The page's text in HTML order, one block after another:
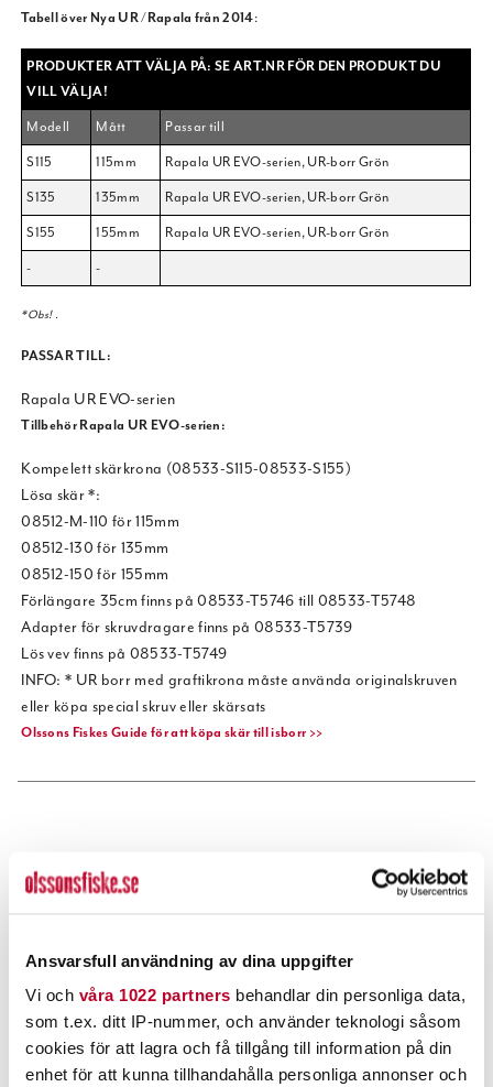
Ansvarsfull användning av dina uppgifter
Vi och våra 1022 partners behandlar din personliga data,
som t.ex. ditt IP-nummer, och använder teknologi såsom
cookies för att lagra och få tillgång till information på din
enhet för att kunna tillhandahålla personliga annonser och
Tabell över Nya UR /Rapala från 2014:
PRODUKTER ATT VÄLJA PÅ: SE ART.NR FÖR DEN PRODUKT DU
VILL VÄLJA!
Modell
Mått
Passar till
S115
115mm
Rapala UR EVO-serien, UR-borr Grön
S135
135mm
Rapala UR EVO-serien, UR-borr Grön
S155
155mm
Rapala UR EVO-serien, UR-borr Grön
-
-
*Obs! .
PASSAR TILL:
Rapala UR EVO-serien
Tillbehör Rapala UR EVO-serien:
Kompelett skärkrona (08533-S115-08533-S155)
Lösa skär *:
08512-M-110 för 115mm
08512-130 för 135mm
08512-150 för 155mm
Förlängare 35cm finns på 08533-T5746 till 08533-T5748
Adapter för skruvdragare finns på 08533-T5739
Lös vev finns på 08533-T5749
INFO: * UR borr med graftikrona måste använda originalskruven
eller köpa special skruv eller skärsats
Olssons Fiskes Guide för att köpa skär till isborr >>
POPULÄRT JUST NU